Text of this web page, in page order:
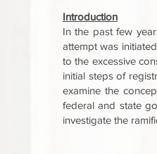
Introduction
In the past few
attempt was
to the excessive
initial steps of
examine the
federal and state
investigate the